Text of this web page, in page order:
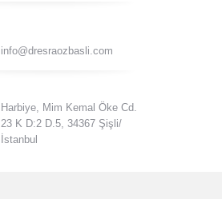
info@dresraozbasli.com
Harbiye, Mim Kemal Öke Cd.
23 K D:2 D.5, 34367 Şişli/
İstanbul